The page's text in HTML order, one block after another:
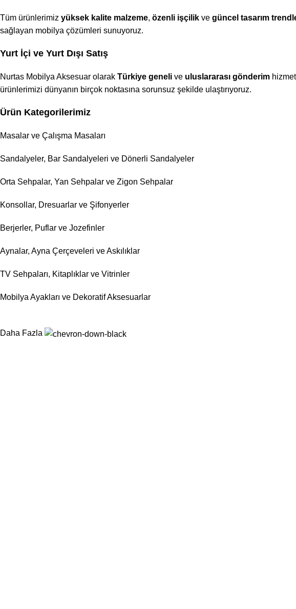
Tüm ürünlerimiz yüksek kalite malzeme, özenli işçilik ve güncel tasarım
sağlayan mobilya çözümleri sunuyoruz.
Yurt İçi ve Yurt Dışı Satış
Nurtas Mobilya Aksesuar olarak Türkiye geneli ve uluslararası gönderim
ürünlerimizi dünyanın birçok noktasına sorunsuz şekilde ulaştırıyoruz.
Ürün Kategorilerimiz
Masalar ve Çalışma Masaları
Sandalyeler, Bar Sandalyeleri ve Dönerli Sandalyeler
Orta Sehpalar, Yan Sehpalar ve Zigon Sehpalar
Konsollar, Dresuarlar ve Şifonyerler
Berjerler, Puflar ve Jozefinler
Aynalar, Ayna Çerçeveleri ve Askılıklar
TV Sehpaları, Kitaplıklar ve Vitrinler
Mobilya Ayakları ve Dekoratif Aksesuarlar
Daha Fazla